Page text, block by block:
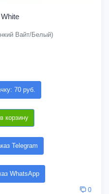
Вайт/Белый)
70 руб.
корзину
Telegram
WhatsApp
0